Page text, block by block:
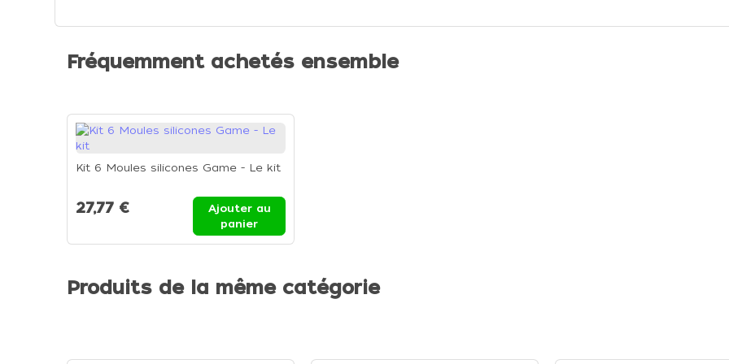
Fréquemment achetés ensemble
Kit 6 Moules silicones Game - Le kit
27,77 €
Ajouter au
panier
Produits de la même catégorie